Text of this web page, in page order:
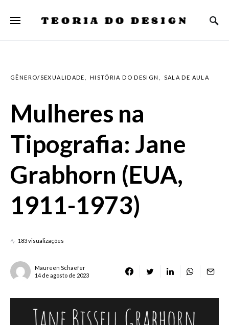
TEORIA DO DESIGN
GÊNERO/SEXUALIDADE HISTÓRIA DO DESIGN SALA DE AULA
Mulheres na
Tipografia: Jane
Grabhorn (EUA,
1911-1973)
183 visualizações
Maureen Schaefer
14 de agosto de 2023